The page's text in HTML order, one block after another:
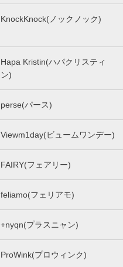
KnockKnock(ノックノック)
Hapa Kristin(ハパクリスティ
ン)
perse(パース)
Viewm1day(ビュームワンデー)
FAIRY(フェアリー)
feliamo(フェリアモ)
+nyqn(プラスニャン)
ProWink(プロウィンク)